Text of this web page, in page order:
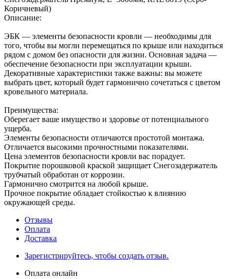
Коричневый)
Описание:
ЭБК — элементы безопасности кровли — необходимы для
того, чтобы вы могли перемещаться по крыше или находиться
рядом с домом без опасности для жизни. Основная задача —
обеспечение безопасности при эксплуатации крыши.
Декоративные характеристики также важны: вы можете
выбрать цвет, который будет гармонично сочетаться с цветом
кровельного материала.
Преимущества:
Оберегает ваше имущество и здоровье от потенциального
ущерба.
Элементы безопасности отличаются простотой монтажа.
Отличается высокими прочностными показателями.
Цена элементов безопасности кровли вас порадует.
Покрытие порошковой краской защищает Снегозадержатель
трубчатый обработан от коррозии.
Гармонично смотрится на любой крыше.
Прочное покрытие обладает стойкостью к влиянию
окружающей среды.
Отзывы
Оплата
Доставка
Зарегистрируйтесь, чтобы создать отзыв.
Оплата онлайн